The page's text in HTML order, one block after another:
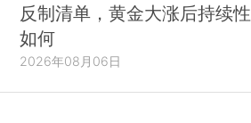
反制清单，黄金大涨后持续性
如何
2026年08月06日